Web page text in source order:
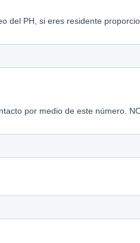
del PH, si eres residente
por medio de este número.